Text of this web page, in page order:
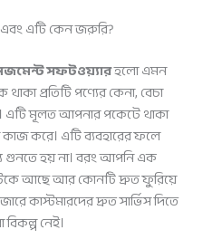
এটি কেন জরুরি?
সফটওয়্যারহলো এমন
প্রতিটি পণ্যের কেনা, বেচা
এটি মূলত আপনার পকেটে থাকা
করে। এটি ব্যবহারের ফলে
গুনতে হয় না। বরং আপনি এক
আছে আর কোনটি দ্রুত ফুরিয়ে
কাস্টমারদের দ্রুত সার্ভিস দিতে
নেই।